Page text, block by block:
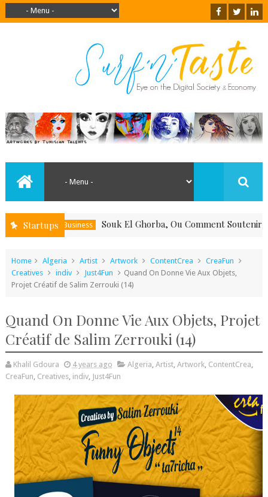
Startups
Business Souk El Ghorba, Ou Comment Soutenir Le
Home Algeria Artist Artwork ContentCrea
CreaFun
Creatives
indiv Just4Fun
Quand On Donne Vie Aux Objets,
Projet Créatif de Salim Zerrouki (14)
Quand On Donne Vie Aux Objets, Projet
Créatif de Salim Zerrouki (14)
Khalil Gdoura 4 years ago Algeria, Artist, Artwork, ContentCrea,
CreaFun, Creatives, indiv, Just4Fun